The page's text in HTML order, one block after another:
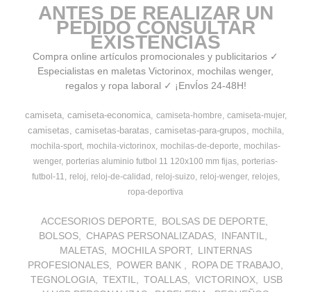
ANTES DE REALIZAR UN
PEDIDO CONSULTAR
EXISTENCIAS
Compra online artículos promocionales y publicitarios ✓
Especialistas en maletas Victorinox, mochilas wenger,
regalos y ropa laboral ✓ ¡EnvÍos 24-48H!
camiseta camiseta-economica camiseta-hombre camiseta-mujer
camisetas camisetas-baratas camisetas-para-grupos
mochila
mochila-sport mochila-victorinox mochilas-de-deporte
mochilas-
wenger porterias aluminio futbol 11 120x100 mm fijas porterias-
futbol-11
reloj reloj-de-calidad reloj-suizo reloj-wenger
relojes
ropa-deportiva
ACCESORIOS DEPORTE
BOLSAS DE DEPORTE
BOLSOS
CHAPAS PERSONALIZADAS
INFANTIL
MALETAS
MOCHILA SPORT
LINTERNAS
PROFESIONALES
POWER BANK
ROPA DE TRABAJO
TEGNOLOGIA
TEXTIL TOALLAS VICTORINOX
USB